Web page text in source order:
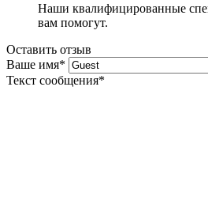
Наши квалифицированные
вам помогут.
Оставить отзыв
Ваше имя*
Текст сообщения*